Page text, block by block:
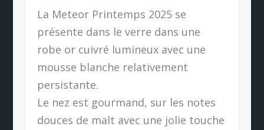
La Meteor Printemps 2025 se
présente dans le verre dans une
robe or cuivré lumineux avec une
mousse blanche relativement
persistante.
Le nez est gourmand, sur les notes
douces de malt avec une jolie touche